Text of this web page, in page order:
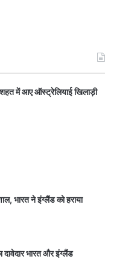
में आए ऑस्ट्रेलियाई खिलाड़ी
भारत ने इंग्लैंड को हराया
भारत और इंग्लैंड